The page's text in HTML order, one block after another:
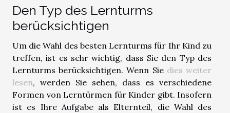
Den Typ des Lernturms
berücksichtigen
Um die Wahl des besten Lernturms für Ihr Kind zu
treffen, ist es sehr wichtig, dass Sie den Typ des
Lernturms berücksichtigen. Wenn Sie dies weiter
lesen, werden Sie sehen, dass es verschiedene
Formen von Lerntürmen für Kinder gibt. Insofern
ist es Ihre Aufgabe als Elternteil, die Wahl des